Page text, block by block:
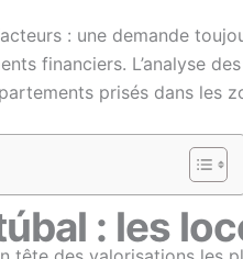
: une demande
financiers. L’analyse
prisés dans les
: les